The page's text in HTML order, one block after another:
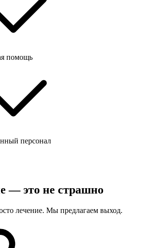
помощь
персонал
— это не страшно
лечение. Мы предлагаем выход.